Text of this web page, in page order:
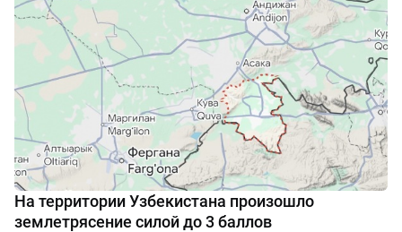
На территории Узбекистана произошло
землетрясение силой до 3 баллов